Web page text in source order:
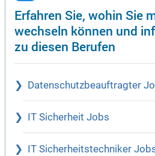
Erfahren Sie, wohin Sie
wechseln können und
zu diesen Berufen
Datenschutzbeauftragter
IT Sicherheit Jobs
IT Sicherheitstechniker